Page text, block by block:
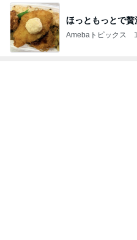
ほっともっとで
Amebaトピックス